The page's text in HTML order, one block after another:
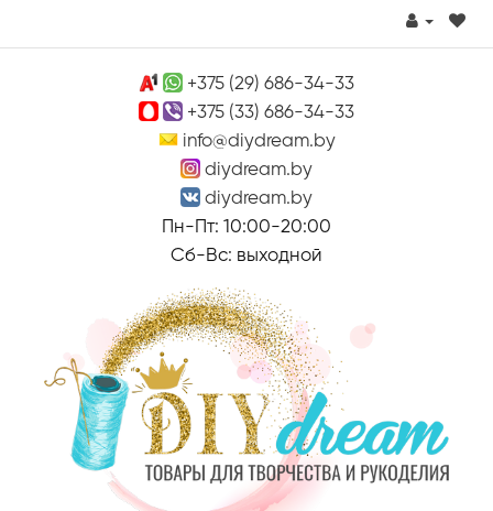
+375 (29) 686-34-33
+375 (33) 686-34-33
info@diydream.by
diydream.by
diydream.by
Пн-Пт: 10:00-20:00
Сб-Вс: выходной